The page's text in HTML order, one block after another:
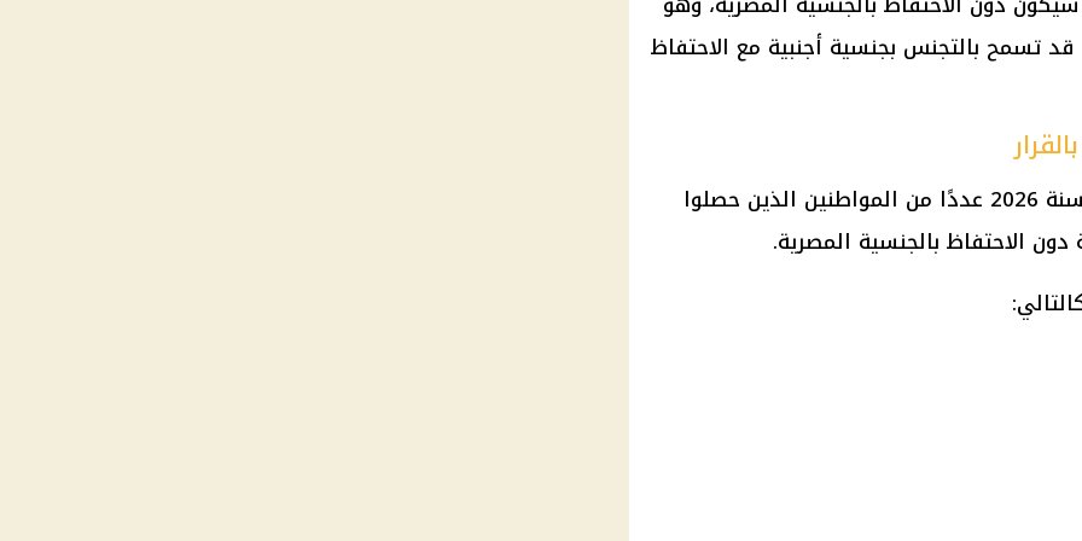
قد تسمح بالتجنس بجنسية أجنبية مع الاحتفاظ
شمل قرار وزير الداخلية رقم 795 لسنة 2026 عددًا من المواطنين الذين حصلوا
الاحتفاظ بالجنسية المصرية.